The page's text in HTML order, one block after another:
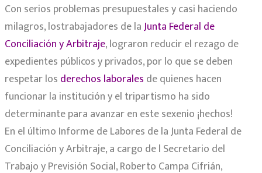
Con serios problemas presupuestales y casi haciendo
milagros, lostrabajadores de laJunta Federal de
Conciliación y Arbitraje, lograron reducir el rezago de
expedientes públicos y privados, por lo que se deben
respetar los derechos laborales de quienes hacen
funcionar la institución y el tripartismo ha sido
determinante para avanzar en este sexenio ¡hechos!
En el último Informe de Labores de la Junta Federal de
Conciliación y Arbitraje, a cargo de l Secretario del
Trabajo y Previsión Social, Roberto Campa Cifrián,